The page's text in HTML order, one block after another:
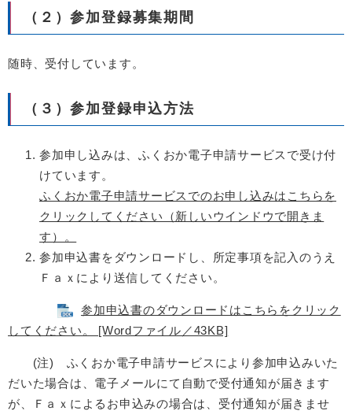
（２）参加登録募集期間
随時、受付しています。
（３）参加登録申込方法
参加申し込みは、ふくおか電子申請サービスで受け付
けています。
ふくおか電子申請サービスでのお申し込みはこちらを
クリックしてください（新しいウインドウで開きま
す）。
参加申込書をダウンロードし、所定事項を記入のうえ
Ｆａｘにより送信してください。
参加申込書のダウンロードはこちらをクリック
してください。 [Wordファイル／43KB]
(注) ふくおか電子申請サービスにより参加申込みいた
だいた場合は、電子メールにて自動で受付通知が届きます
が、Ｆａｘによるお申込みの場合は、受付通知が届きませ